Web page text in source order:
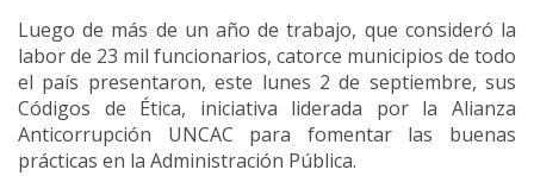
Luego de más de un año de trabajo, que consideró la
labor de 23 mil funcionarios, catorce municipios de todo
el país presentaron, este lunes 2 de septiembre, sus
Códigos de Ética, iniciativa liderada por la Alianza
Anticorrupción UNCAC para fomentar las buenas
prácticas en la Administración Pública.